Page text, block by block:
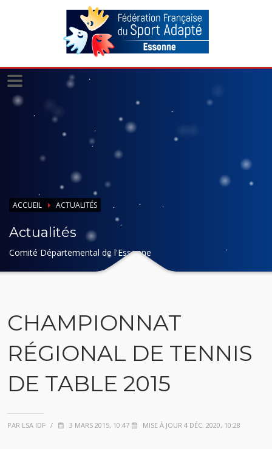
ACCUEIL ACTUALITÉS
Actualités
Comité Départemental de l'Essonne
CHAMPIONNAT
RÉGIONAL DE TENNIS
DE TABLE 2015
PAR LSA IDF / 3 MARS 2015, 10:47 MISE À JOUR 4 DÉC. 2020, 10:28
Panneau de gestion des cookies